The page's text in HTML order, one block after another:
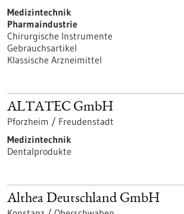
Medizintechnik
Pharmaindustrie
Chirurgische Instrumente
Gebrauchsartikel
Klassische Arzneimittel
ALTATEC GmbH
Pforzheim / Freudenstadt
Medizintechnik
Dentalprodukte
Althea Deutschland GmbH